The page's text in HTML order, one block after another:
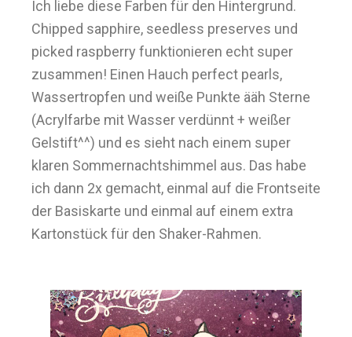
Ich liebe diese Farben für den Hintergrund.
Chipped sapphire, seedless preserves und
picked raspberry funktionieren echt super
zusammen! Einen Hauch perfect pearls,
Wassertropfen und weiße Punkte ääh Sterne
(Acrylfarbe mit Wasser verdünnt + weißer
Gelstift^^) und es sieht nach einem super
klaren Sommernachtshimmel aus. Das habe
ich dann 2x gemacht, einmal auf die Frontseite
der Basiskarte und einmal auf einem extra
Kartonstück für den Shaker-Rahmen.